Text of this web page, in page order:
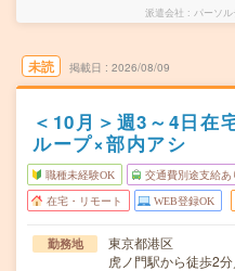
派遣会社 パーソル
未読 掲載日 2026/08/09
＜10月＞週3～4日在
ループ×部内アシ
職種未経験OK 交通費別途支給あ
在宅・リモート WEB登録OK
勤務地
東京都港区
虎ノ門駅から徒歩2